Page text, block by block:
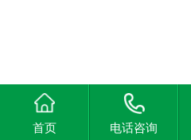
首页 电话咨询